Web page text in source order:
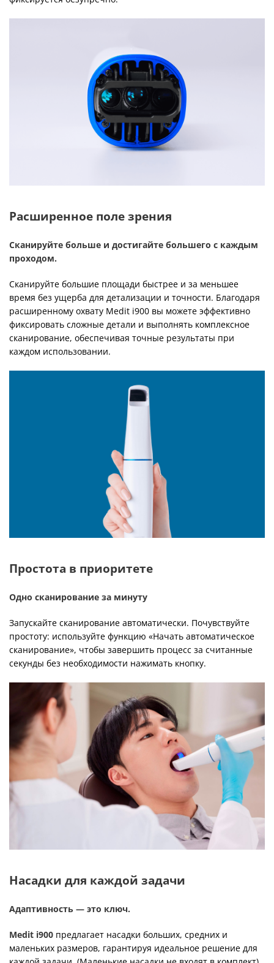
Расширенное поле зрения
Сканируйте больше и достигайте большего с каждым
проходом.
Сканируйте большие площади быстрее и за меньшее
время без ущерба для детализации и точности. Благодаря
расширенному охвату Medit i900 вы можете эффективно
фиксировать сложные детали и выполнять комплексное
сканирование, обеспечивая точные результаты при
каждом использовании.
Простота в приоритете
Одно сканирование за минуту
Запускайте сканирование автоматически. Почувствуйте
простоту: используйте функцию «Начать автоматическое
сканирование», чтобы завершить процесс за считанные
секунды без необходимости нажимать кнопку.
Насадки для каждой задачи
Адаптивность — это ключ.
Medit i900 предлагает насадки больших, средних и
маленьких размеров, гарантируя идеальное решение для